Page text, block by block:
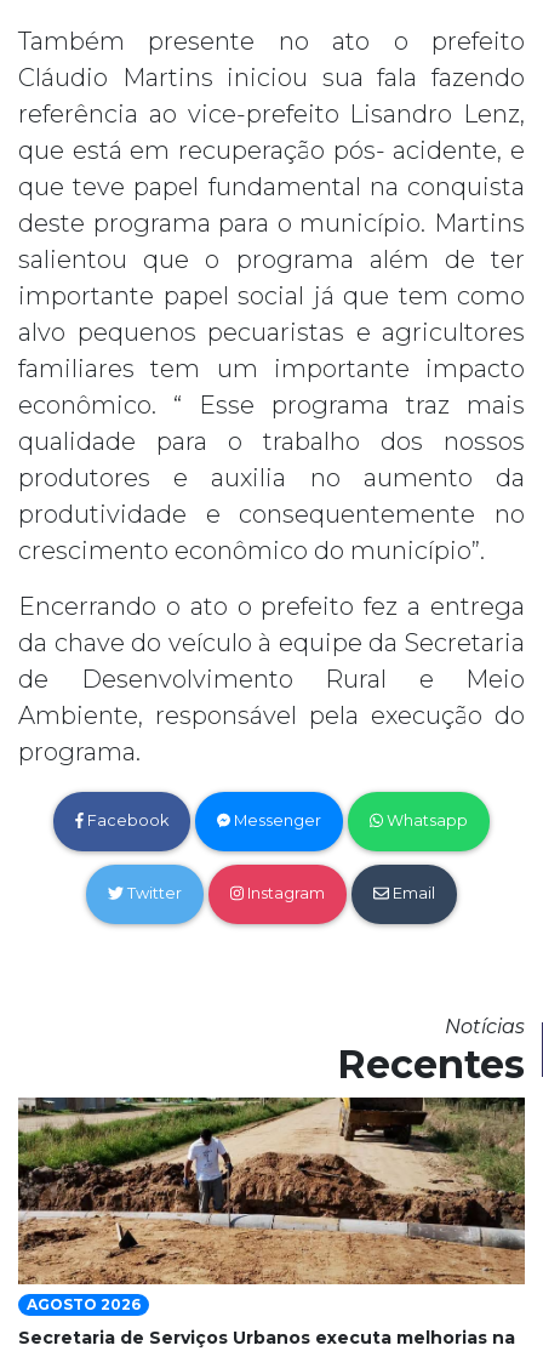
Também presente no ato o prefeito
Cláudio Martins iniciou sua fala fazendo
referência ao vice-prefeito Lisandro Lenz,
que está em recuperação pós- acidente, e
que teve papel fundamental na conquista
deste programa para o município. Martins
salientou que o programa além de ter
importante papel social já que tem como
alvo pequenos pecuaristas e agricultores
familiares tem um importante impacto
econômico. “ Esse programa traz mais
qualidade para o trabalho dos nossos
produtores e auxilia no aumento da
produtividade e consequentemente no
crescimento econômico do município”.
Encerrando o ato o prefeito fez a entrega
da chave do veículo à equipe da Secretaria
de Desenvolvimento Rural e Meio
Ambiente, responsável pela execução do
programa.
Facebook Messenger Whatsapp
Twitter Instagram Email
Notícias
Recentes
AGOSTO 2026
Secretaria de Serviços Urbanos executa melhorias na